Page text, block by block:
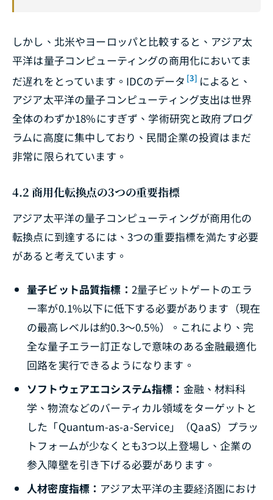
しかし、北米やヨーロッパと比較すると、アジア太
平洋は量子コンピューティングの商用化においてま
だ遅れをとっています。IDCのデータ [3] によると、
アジア太平洋の量子コンピューティング支出は世界
全体のわずか18%にすぎず、学術研究と政府プログ
ラムに高度に集中しており、民間企業の投資はまだ
非常に限られています。
4.2 商用化転換点の3つの重要指標
アジア太平洋の量子コンピューティングが商用化の
転換点に到達するには、3つの重要指標を満たす必要
があると考えています。
量子ビット品質指標： 2量子ビットゲートのエラ
ー率が0.1%以下に低下する必要があります（現在
の最高レベルは約0.3～0.5%）。これにより、完
全な量子エラー訂正なしで意味のある金融最適化
回路を実行できるようになります。
ソフトウェアエコシステム指標： 金融、材料科
学、物流などのバーティカル領域をターゲットと
した「Quantum-as-a-Service」（QaaS）プラッ
トフォームが少なくとも3つ以上登場し、企業の
参入障壁を引き下げる必要があります。
人材密度指標： アジア太平洋の主要経済圏におけ